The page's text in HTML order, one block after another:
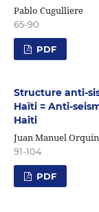
Pablo Cugulliere
65-90
PDF
Structure anti-
Haïti = Anti-
Haiti
Juan Manuel
91-104
PDF